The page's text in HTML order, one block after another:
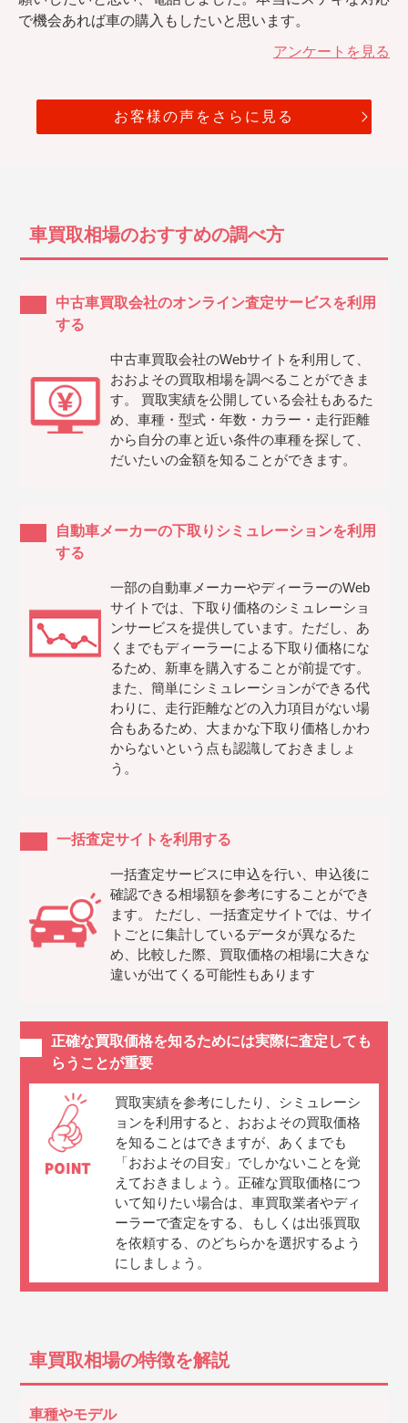
で機会あれば車の購入もしたいと思います。
アンケートを見る
お客様の声をさらに見る
車買取相場のおすすめの調べ方
中古車買取会社のオンライン査定サービスを利用
する
中古車買取会社のWebサイトを利用して、
おおよその買取相場を調べることができま
す。 買取実績を公開している会社もあるた
め、車種・型式・年数・カラー・走行距離
から自分の車と近い条件の車種を探して、
だいたいの金額を知ることができます。
自動車メーカーの下取りシミュレーションを利用
する
一部の自動車メーカーやディーラーのWeb
サイトでは、下取り価格のシミュレーショ
ンサービスを提供しています。ただし、あ
くまでもディーラーによる下取り価格にな
るため、新車を購入することが前提です。
また、簡単にシミュレーションができる代
わりに、走行距離などの入力項目がない場
合もあるため、大まかな下取り価格しかわ
からないという点も認識しておきましょ
う。
一括査定サイトを利用する
一括査定サービスに申込を行い、申込後に
確認できる相場額を参考にすることができ
ます。 ただし、一括査定サイトでは、サイ
トごとに集計しているデータが異なるた
め、比較した際、買取価格の相場に大きな
違いが出てくる可能性もあります
正確な買取価格を知るためには実際に査定しても
らうことが重要
買取実績を参考にしたり、シミュレーシ
ョンを利用すると、おおよその買取価格
を知ることはできますが、あくまでも
「おおよその目安」でしかないことを覚
えておきましょう。正確な買取価格につ
いて知りたい場合は、車買取業者やディ
ーラーで査定をする、もしくは出張買取
を依頼する、のどちらかを選択するよう
にしましょう。
車買取相場の特徴を解説
車種やモデル